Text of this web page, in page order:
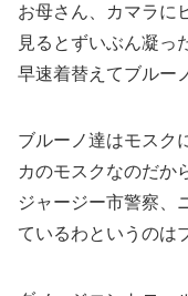
お母さん、カマラに
見るとずいぶん凝っ
早速着替えてブルー
ブルーノ達はモスク
カのモスクなのだか
ジャージー市警察、
ているわというのは